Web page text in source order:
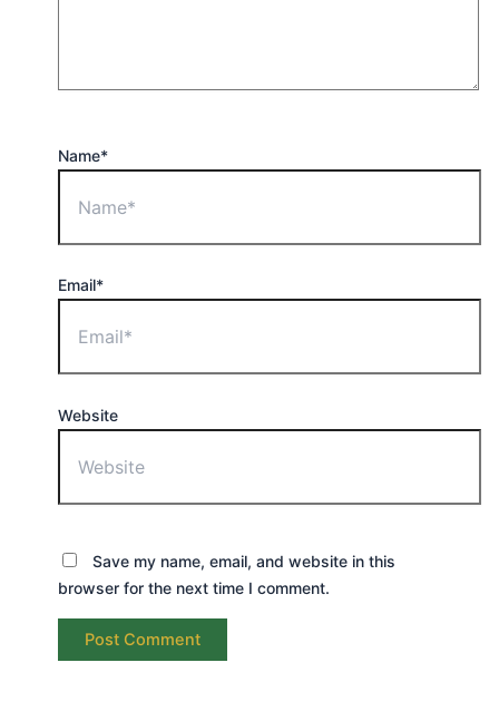
Name*
Email*
Website
Save my name, email, and website in this
browser for the next time I comment.